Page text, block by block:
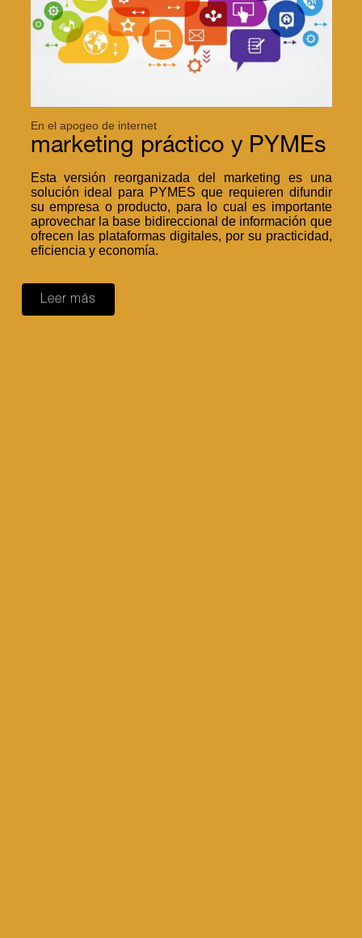
En el apogeo de internet
marketing práctico y PYMEs
Esta versión reorganizada del marketing es una
solución ideal para PYMES que requieren difundir
su empresa o producto, para lo cual es importante
aprovechar la base bidireccional de información que
ofrecen las plataformas digitales, por su practicidad,
eficiencia y economía.
Leer más